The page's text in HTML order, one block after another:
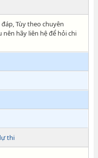
Tùy theo chuyên
hãy liên hệ để hỏi chi
thi